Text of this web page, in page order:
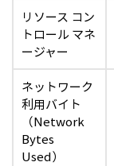
リソース コン
トロール マネ
ージャー
ネットワーク
利用バイト
（Network
Bytes
Used）